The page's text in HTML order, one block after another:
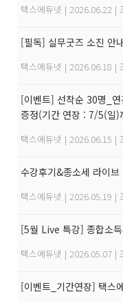
택스에듀넷 | 2026.06.22 |
[필독] 실무굿즈 소진 안
택스에듀넷 | 2026.06.18 |
[이벤트] 선착순 30명_
증정(기간 연장 : 7/5(일)
택스에듀넷 | 2026.06.15 |
수강후기&종소세 라이
택스에듀넷 | 2026.05.19 |
[5월 Live 특강] 종합소
택스에듀넷 | 2026.05.07 |
[이벤트_기간연장] 택스